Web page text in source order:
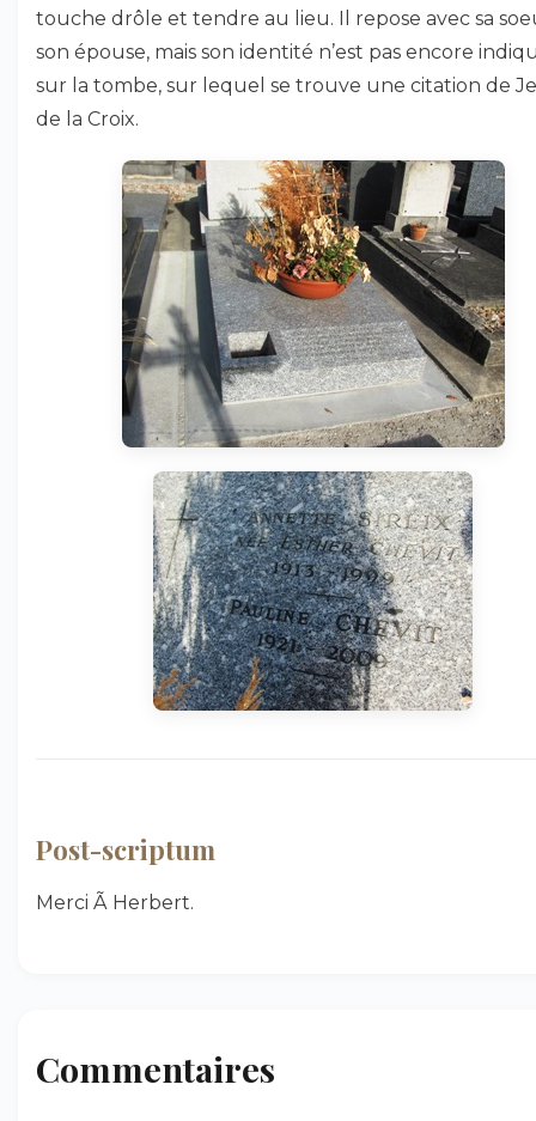
touche drôle et tendre au lieu. Il repose avec sa
son épouse, mais son identité n’est pas encore
sur la tombe, sur lequel se trouve une citation de
de la Croix.
Post-scriptum
Merci Ã Herbert.
Commentaires